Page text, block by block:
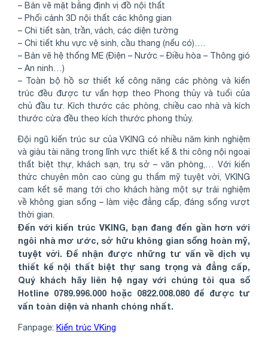
– Bản vẽ mặt bằng định vị đồ nội thất
– Phối cảnh 3D nội thất các không gian
– Chi tiết sàn, trần, vách, các diện tường
– Chi tiết khu vực vệ sinh, cầu thang (nếu có)….
– Bản vẽ hệ thống ME (Điện – Nước – Điều hòa – Thông gió
– An ninh…)
– Toàn bộ hồ sơ thiết kế công năng các phòng và kiến
trúc đều được tư vấn hợp theo Phong thủy và tuổi của
chủ đầu tư. Kích thước các phòng, chiều cao nhà và kích
thước cửa đều theo kích thước phong thủy.
Đội ngũ kiến trúc sư của VKING có nhiều năm kinh nghiệm
và giàu tài năng trong lĩnh vực thiết kế & thi công nội ngoại
thất biệt thự, khách sạn, trụ sở – văn phòng,… Với kiến
thức chuyên môn cao cùng gu thẩm mỹ tuyệt vời, VKING
cam kết sẽ mang tới cho khách hàng một sự trải nghiệm
về không gian sống – làm việc đẳng cấp, đáng sống vượt
thời gian.
Đến với kiến trúc VKING, bạn đang đến gần hơn với
ngôi nhà mơ ước, sở hữu không gian sống hoàn mỹ,
tuyệt vời. Để nhận được những tư vấn về dịch vụ
thiết kế nội thất biệt thự sang trọng và đẳng cấp,
Quý khách hãy liên hệ ngay với chúng tôi qua số
Hotline 0789.996.000 hoặc 0822.008.080 để được tư
vấn toàn diện và nhanh chóng nhất.
Fanpage: Kiến trúc VKing